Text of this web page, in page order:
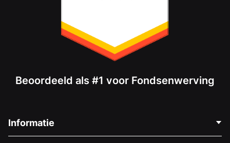
Beoordeeld als #1 voor Fondsenwerving
Informatie